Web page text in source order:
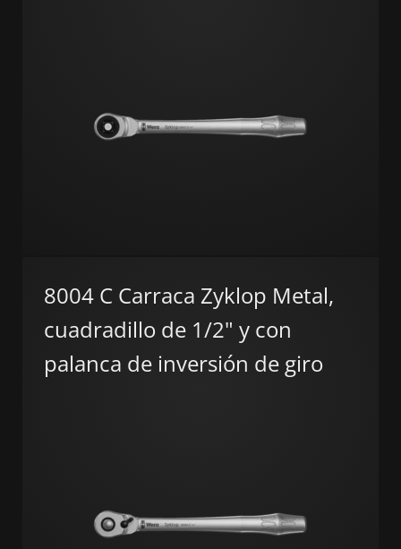
8004 C Carraca Zyklop Metal,
cuadradillo de 1/2" y con
palanca de inversión de giro